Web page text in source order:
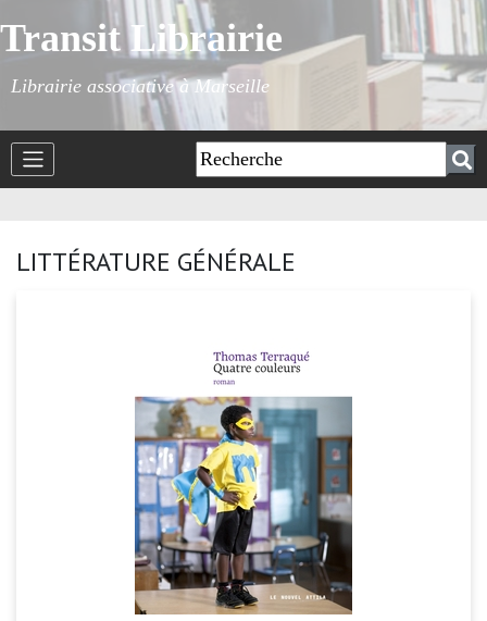
Transit Librairie
Librairie associative à Marseille
LITTÉRATURE GÉNÉRALE